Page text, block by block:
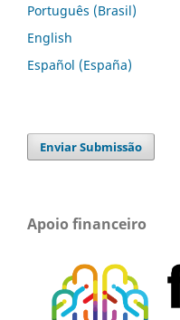
Português (Brasil)
English
Español (España)
Enviar Submissão
Apoio financeiro